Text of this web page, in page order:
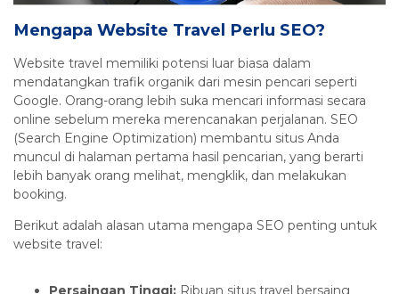
Mengapa Website Travel Perlu SEO?
Website travel memiliki potensi luar biasa dalam
mendatangkan trafik organik dari mesin pencari seperti
Google. Orang-orang lebih suka mencari informasi secara
online sebelum mereka merencanakan perjalanan. SEO
(Search Engine Optimization) membantu situs Anda
muncul di halaman pertama hasil pencarian, yang berarti
lebih banyak orang melihat, mengklik, dan melakukan
booking.
Berikut adalah alasan utama mengapa SEO penting untuk
website travel:
Persaingan Tinggi: Ribuan situs travel bersaing